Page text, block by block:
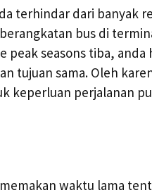
terhindar dari banyak
bus di
peak seasons tiba,
tujuan sama. Oleh
keperluan perjalanan
waktu lama